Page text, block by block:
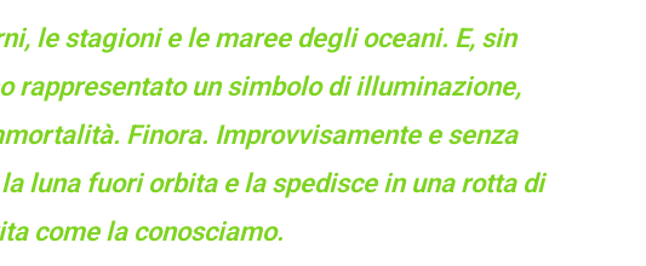
le stagioni e le maree degli oceani. E, sin
rappresentato un simbolo di illuminazione,
Finora. Improvvisamente e senza
luna fuori orbita e la spedisce in una rotta di
come la conosciamo.